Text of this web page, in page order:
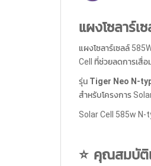
แผงโซลาร์
แผงโซลาร์เซลล์
Cell ที่ช่วยลดการเสื่
รุ่น Tiger Neo N-
สำหรับโครงการ
Solar Cell 585w
⭐ คุณสมบัติ